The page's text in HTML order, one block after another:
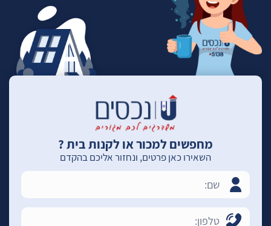
מחפשים למכור או לקנות בית ?
השאירו כאן פרטים, ונחזור אליכם בהקדם